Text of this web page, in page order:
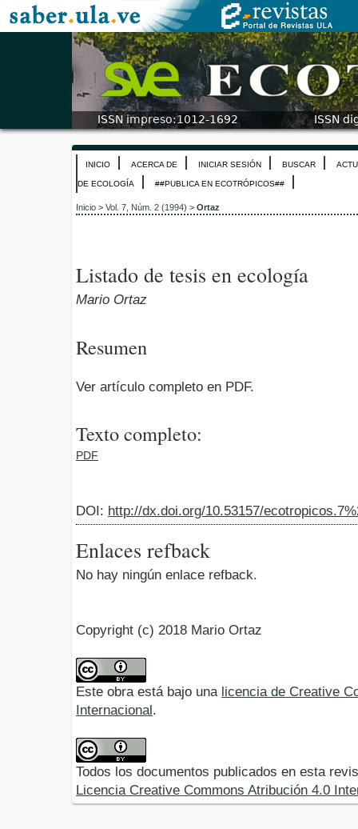
INICIO ACERCA DE INICIAR SESIÓN BUSCAR
DE ECOLOGÍA ##PUBLICA EN ECOTRÓPICOS##
Inicio > Vol. 7, Núm. 2 (1994) > Ortaz
Listado de tesis en ecología
Mario Ortaz
Resumen
Ver artículo completo en PDF.
Texto completo:
PDF
DOI: http://dx.doi.org/10.53157/
Enlaces refback
No hay ningún enlace refback.
Copyright (c) 2018 Mario Ortaz
Este obra está bajo una licencia de Creative
Internacional.
Todos los documentos publicados en esta
Licencia Creative Commons Atribución 4.0